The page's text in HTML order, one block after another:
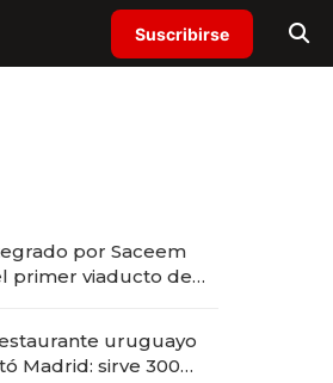
Suscribirse
por Saceem
primer viaducto de
uruguayo
Madrid: sirve 300